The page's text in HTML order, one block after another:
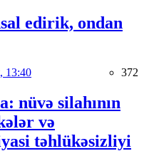
edirik, ondan
13:40 372
nüvə silahının
və
təhlükəsizliyi